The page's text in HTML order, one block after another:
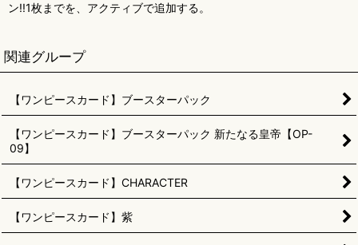
ン!!1枚までを、アクティブで追加する。
関連グループ
【ワンピースカード】ブースターパック
【ワンピースカード】ブースターパック 新たなる皇帝【OP-
09】
【ワンピースカード】CHARACTER
【ワンピースカード】紫